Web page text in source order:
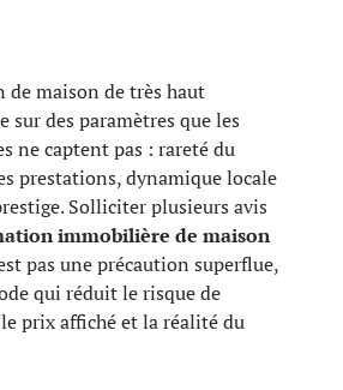
de maison de très haut
sur des paramètres que les
ne captent pas : rareté du
prestations, dynamique locale
Solliciter plusieurs avis
immobilière de maison
pas une précaution superflue,
qui réduit le risque de
prix affiché et la réalité du